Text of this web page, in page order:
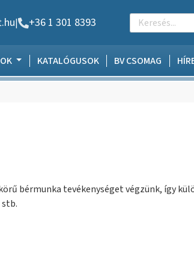
| +36 1 301 8393
KATALÓGUSOK BV CSOMAG
bérmunka tevékenységet végzünk, így